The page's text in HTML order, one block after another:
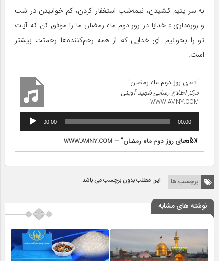
به سر یتیم کشیدن، نیمه‌شب استغفار کردن، کم خوابیدن در شب
و روزه‌داری.» خدایا در روز دوم ماه رمضان ما را موفق کن که آیات
تو را بخوانیم. ای خدایی که از همه رحم‌کننده‌ها رحمتت بیشتر
است.
“دعای روز دوم ماه رمضان”
مرکز اطلاع رسانی شهید آوینی
WWW.AVINY.COM
صوت
00:00 00:00
1. “دعای روز دوم ماه رمضان” — WWW.AVINY.COM 0:57
برچسب ها این مطلب بدون برچسب می باشد.
نوشته های مشابه